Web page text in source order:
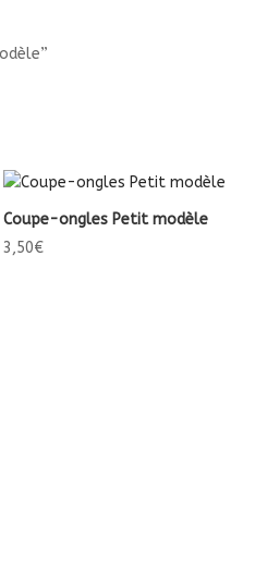
Coupe-ongles Petit modèle
3,50€